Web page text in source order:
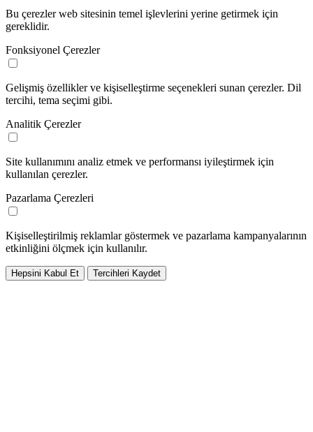
Bu çerezler web sitesinin temel işlevlerini yerine getirmek için
gereklidir.
Fonksiyonel Çerezler
Gelişmiş özellikler ve kişiselleştirme seçenekleri sunan çerezler. Dil
tercihi, tema seçimi gibi.
Analitik Çerezler
Site kullanımını analiz etmek ve performansı iyileştirmek için
kullanılan çerezler.
Pazarlama Çerezleri
Kişiselleştirilmiş reklamlar göstermek ve pazarlama kampanyalarının
etkinliğini ölçmek için kullanılır.
Hepsini Kabul Et Tercihleri Kaydet